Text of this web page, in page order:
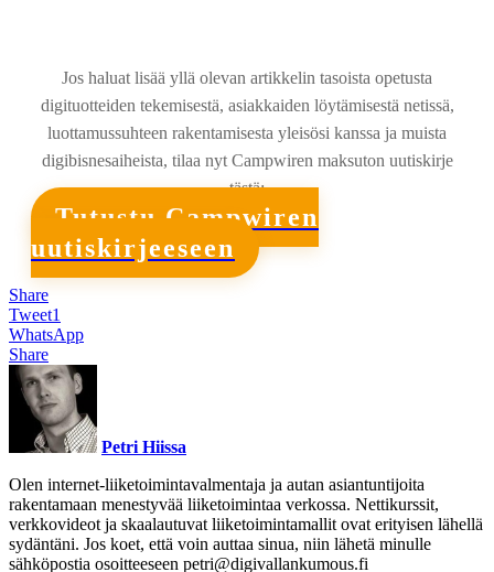
Jos haluat lisää yllä olevan artikkelin tasoista opetusta
digituotteiden tekemisestä, asiakkaiden löytämisestä netissä,
luottamussuhteen rakentamisesta yleisösi kanssa ja muista
digibisnesaiheista, tilaa nyt Campwiren maksuton uutiskirje
tästä:
Tutustu Campwiren
uutiskirjeeseen
Share
Tweet1
WhatsApp
Share
Petri Hiissa
Olen internet-liiketoimintavalmentaja ja autan asiantuntijoita
rakentamaan menestyvää liiketoimintaa verkossa. Nettikurssit,
verkkovideot ja skaalautuvat liiketoimintamallit ovat erityisen lähellä
sydäntäni. Jos koet, että voin auttaa sinua, niin lähetä minulle
sähköpostia osoitteeseen petri@digivallankumous.fi